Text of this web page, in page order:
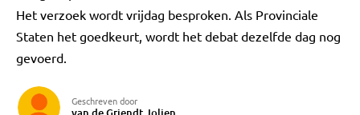
Het verzoek wordt vrijdag besproken. Als Provinciale
Staten het goedkeurt, wordt het debat dezelfde dag nog
gevoerd.
Geschreven door